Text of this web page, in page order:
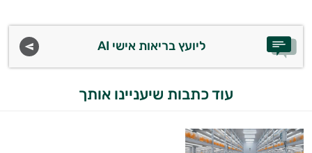
ליועץ בריאות אישי AI
עוד כתבות שיעניינו אותך